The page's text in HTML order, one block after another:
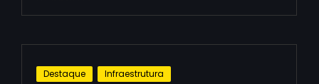
Destaque Infraestrutura